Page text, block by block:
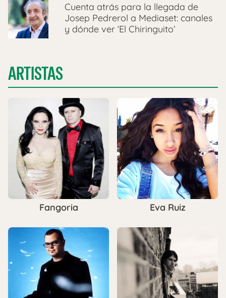
Cuenta atrás para la llegada de
Josep Pedrerol a Mediaset: canales
y dónde ver ‘El Chiringuito’
ARTISTAS
Fangoria Eva Ruiz